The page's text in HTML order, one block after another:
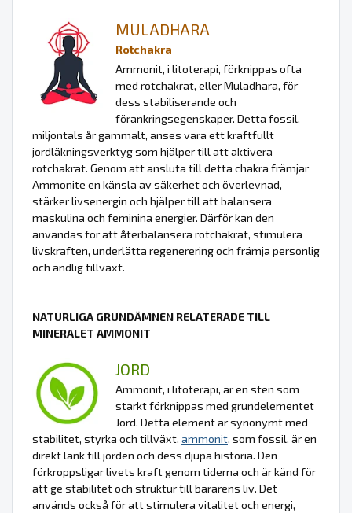
MULADHARA
Rotchakra
Ammonit, i litoterapi, förknippas ofta
med rotchakrat, eller Muladhara, för
dess stabiliserande och
förankringsegenskaper. Detta fossil,
miljontals år gammalt, anses vara ett kraftfullt
jordläkningsverktyg som hjälper till att aktivera
rotchakrat. Genom att ansluta till detta chakra främjar
Ammonite en känsla av säkerhet och överlevnad,
stärker livsenergin och hjälper till att balansera
maskulina och feminina energier. Därför kan den
användas för att återbalansera rotchakrat, stimulera
livskraften, underlätta regenerering och främja personlig
och andlig tillväxt.
NATURLIGA GRUNDÄMNEN RELATERADE TILL
MINERALET AMMONIT
JORD
Ammonit, i litoterapi, är en sten som
starkt förknippas med grundelementet
Jord. Detta element är synonymt med
stabilitet, styrka och tillväxt. ammonit, som fossil, är en
direkt länk till jorden och dess djupa historia. Den
förkroppsligar livets kraft genom tiderna och är känd för
att ge stabilitet och struktur till bärarens liv. Det
används också för att stimulera vitalitet och energi,